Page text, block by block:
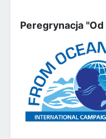
Peregrynacja